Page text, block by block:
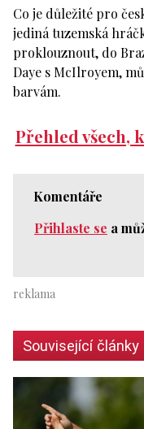
Co je důležité pro
jediná tuzemská
proklouznout, do
Daye s McIlroyem,
barvám.
Přehled všech,
Komentáře
Přihlaste se a
Související články